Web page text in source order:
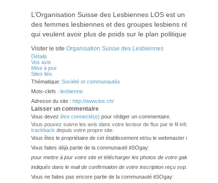
L’Organisation Suisse des Lesbiennes LOS est un
des femmes lesbiennes et des groupes lesbiens régionaux
qui veulent avoir plus de poids sur le plan politique.
Visiter le site Organisation Suisse des Lesbiennes
Détails
Vos avis
Mise à jour
Sites liés
Thématique: Société et communautés
Mots-clefs : lesbienne
Adresse du site : http://www.los.ch/
Laisser un commentaire
Vous devez être connecté(e) pour rédiger un commentaire.
Vous pouvez suivre les avis dans votre lecteur de flux par le fil info
trackback depuis votre propre site.
Vous êtes le propriétaire de cet établissement et/ou le webmaster de ce site?
Vous faites déjà partie de la communauté itSOgay:
pour mettre à jour votre site et télécharger les photos de votre galerie,
indiqués dans le mail de confirmation de votre inscription reçu svp.
Vous ne faites pas encore partie de la communauté itSOgay: